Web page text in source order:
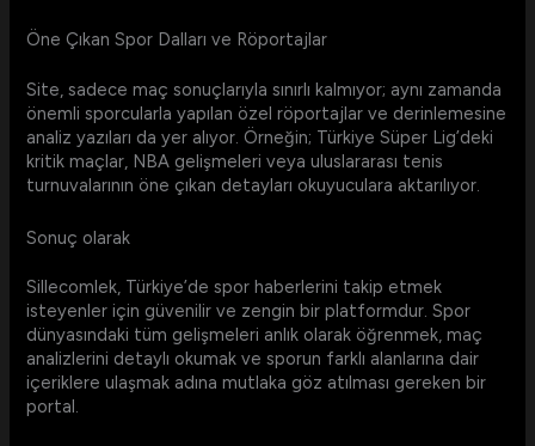
Öne Çıkan Spor Dalları ve Röportajlar
Site, sadece maç sonuçlarıyla sınırlı kalmıyor; aynı zamanda
önemli sporcularla yapılan özel röportajlar ve derinlemesine
analiz yazıları da yer alıyor. Örneğin; Türkiye Süper Lig’deki
kritik maçlar, NBA gelişmeleri veya uluslararası tenis
turnuvalarının öne çıkan detayları okuyuculara aktarılıyor.
Sonuç olarak
Sillecomlek, Türkiye’de spor haberlerini takip etmek
isteyenler için güvenilir ve zengin bir platformdur. Spor
dünyasındaki tüm gelişmeleri anlık olarak öğrenmek, maç
analizlerini detaylı okumak ve sporun farklı alanlarına dair
içeriklere ulaşmak adına mutlaka göz atılması gereken bir
portal.